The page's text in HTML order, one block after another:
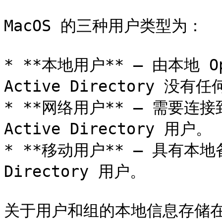
MacOS 的三种用户类型为：
* **本地用户** — 由本地
Active Directory 没有任
* **网络用户** — 需要连接
Active Directory 用户。
* **移动用户** — 具有本地
Directory 用户。
关于用户和组的本地信息存储